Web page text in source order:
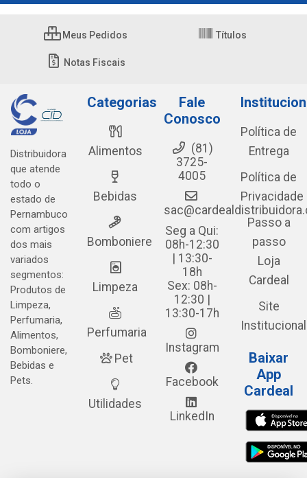
Meus Pedidos Títulos
Notas Fiscais
Distribuidora
que atende
todo o
estado de
Pernambuco
com artigos
dos mais
variados
segmentos:
Produtos de
Limpeza,
Perfumaria,
Alimentos,
Bomboniere,
Bebidas e
Pets.
Categorias
Alimentos
Bebidas
Bomboniere
Limpeza
Perfumaria
Pet
Utilidades
Fale
Conosco
(81)
3725-
4005
Seg a Qui:
08h-12:30
| 13:30-
18h
Sex: 08h-
12:30 |
13:30-17h
Instagram
Facebook
LinkedIn
Política de
Entrega
Política de
Privacidade
Passo a
passo
Loja
Cardeal
Site
Institucional
Baixar
App
Cardeal